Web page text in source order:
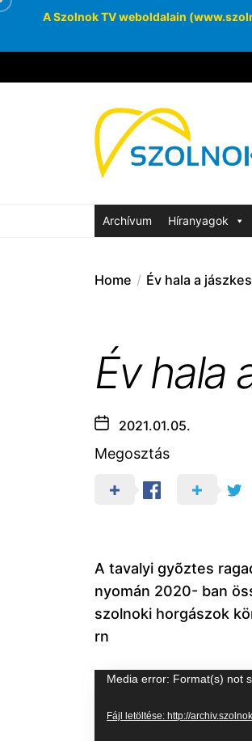
A Szolnok TV weboldalain
to
Archívum Híranyagok
Home Év hala a
Év hala
2021.01.05.
Megosztás
A tavalyi gyõztes
nyomán 2020- ban
szolnoki horgászok
rn
Videólejátszó
Media error: Format(s) not
Fájl letöltése: http://